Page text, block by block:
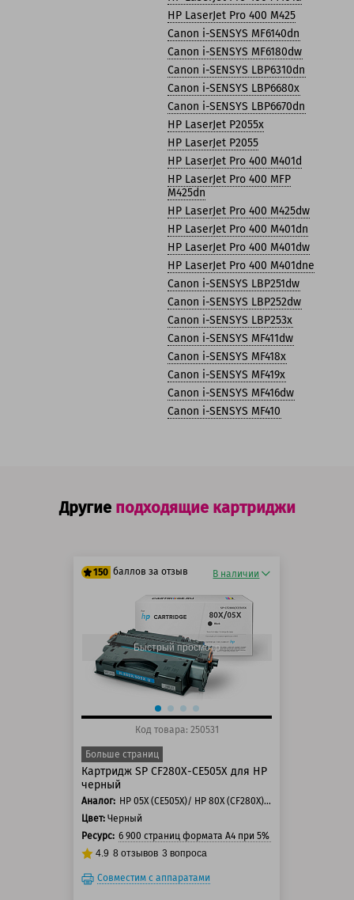
HP LaserJet Pro 400 M425
Canon i-SENSYS MF6140dn
Canon i-SENSYS MF6180dw
Canon i-SENSYS LBP6310dn
Canon i-SENSYS LBP6680x
Canon i-SENSYS LBP6670dn
HP LaserJet P2055x
HP LaserJet P2055
HP LaserJet Pro 400 M401d
HP LaserJet Pro 400 MFP
M425dn
HP LaserJet Pro 400 M425dw
HP LaserJet Pro 400 M401dn
HP LaserJet Pro 400 M401dw
HP LaserJet Pro 400 M401dne
Canon i-SENSYS LBP251dw
Canon i-SENSYS LBP252dw
Canon i-SENSYS LBP253x
Canon i-SENSYS MF411dw
Canon i-SENSYS MF418x
Canon i-SENSYS MF419x
Canon i-SENSYS MF416dw
Canon i-SENSYS MF410
Другие подходящие картриджи
150 баллов за отзыв
125 баллов
150 баллов
В наличии
Быстрый просмотр
Код товара: 250531
Больше страниц
Картридж SP CF280X-CE505X для HP
черный
Аналог:
HP 05X (CE505X)/ HP 80X (CF280X)/ Canon 719
Цвет: Черный
Ресурс: 6 900 страниц формата А4 при 5% заполнении
4.9 8 отзывов 3 вопроса
Совместим с аппаратами